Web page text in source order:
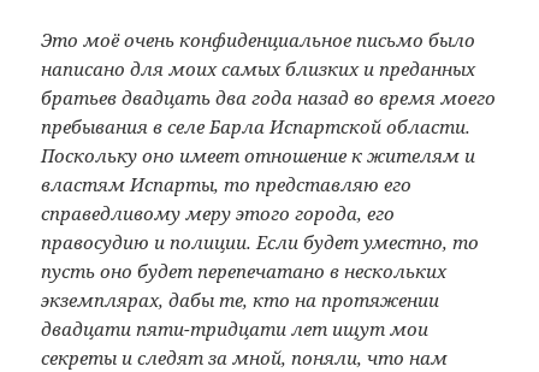
Это моё очень конфиденциальное письмо было
написано для моих самых близких и преданных
братьев двадцать два года назад во время моего
пребывания в селе Барла Испартской области.
Поскольку оно имеет отношение к жителям и
властям Испарты, то представляю его
справедливому меру этого города, его
правосудию и полиции. Если будет уместно, то
пусть оно будет перепечатано в нескольких
экземплярах, дабы те, кто на протяжении
двадцати пяти-тридцати лет ищут мои
секреты и следят за мной, поняли, что нам